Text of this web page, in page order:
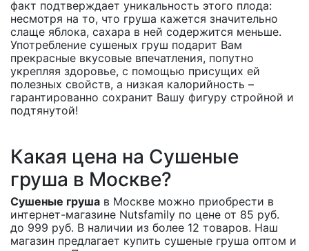
факт подтверждает уникальность этого плода:
несмотря на то, что груша кажется значительно
слаще яблока, сахара в ней содержится меньше.
Употребление сушеных груш подарит Вам
прекрасные вкусовые впечатления, попутно
укрепляя здоровье, с помощью присущих ей
полезных свойств, а низкая калорийность –
гарантированно сохранит Вашу фигуру стройной и
подтянутой!
Какая цена на Сушеные
груша в Москве?
Сушеные груша в Москве можно приобрести в
интернет-магазине Nutsfamily по цене от 85 руб.
до 999 руб. В наличии из более 12 товаров. Наш
магазин предлагает купить сушеные груша оптом и